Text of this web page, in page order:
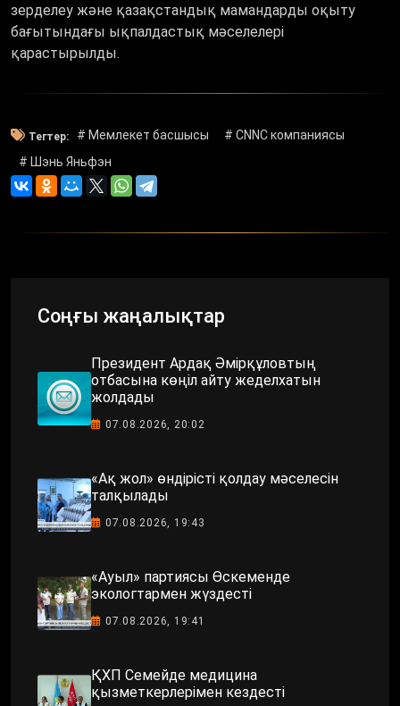
зерделеу және қазақстандық мамандарды оқыту
бағытындағы ықпалдастық мәселелері
қарастырылды.
Тегтер: # Мемлекет басшысы
# СNNC компаниясы
# Шэнь Яньфэн
Соңғы жаңалықтар
Президент Ардақ Әмірқұловтың
отбасына көңіл айту жеделхатын
жолдады
07.08.2026, 20:02
«Ақ жол» өндірісті қолдау мәселесін
талқылады
07.08.2026, 19:43
«Ауыл» партиясы Өскеменде
экологтармен жүздесті
07.08.2026, 19:41
ҚХП Семейде медицина
қызметкерлерімен кездесті